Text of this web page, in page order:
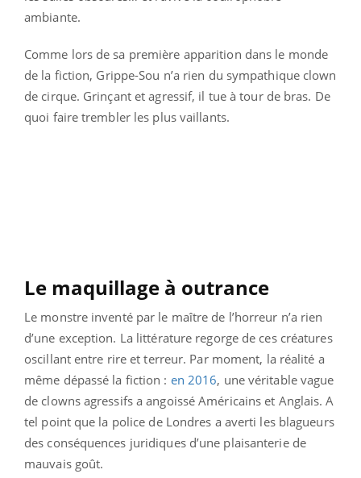
ambiante.
Comme lors de sa première apparition dans le monde
de la fiction, Grippe-Sou n’a rien du sympathique clown
de cirque. Grinçant et agressif, il tue à tour de bras. De
quoi faire trembler les plus vaillants.
Le maquillage à outrance
Le monstre inventé par le maître de l’horreur n’a rien
d’une exception. La littérature regorge de ces créatures
oscillant entre rire et terreur. Par moment, la réalité a
même dépassé la fiction : en 2016, une véritable vague
de clowns agressifs a angoissé Américains et Anglais. A
tel point que la police de Londres a averti les blagueurs
des conséquences juridiques d’une plaisanterie de
mauvais goût.